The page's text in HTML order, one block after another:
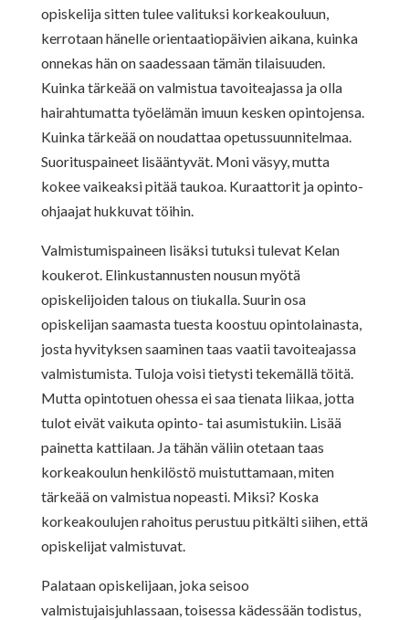
opiskelija sitten tulee valituksi korkeakouluun,
kerrotaan hänelle orientaatiopäivien aikana, kuinka
onnekas hän on saadessaan tämän tilaisuuden.
Kuinka tärkeää on valmistua tavoiteajassa ja olla
hairahtumatta työelämän imuun kesken opintojensa.
Kuinka tärkeää on noudattaa opetussuunnitelmaa.
Suorituspaineet lisääntyvät. Moni väsyy, mutta
kokee vaikeaksi pitää taukoa. Kuraattorit ja opinto-
ohjaajat hukkuvat töihin.
Valmistumispaineen lisäksi tutuksi tulevat Kelan
koukerot. Elinkustannusten nousun myötä
opiskelijoiden talous on tiukalla. Suurin osa
opiskelijan saamasta tuesta koostuu opintolainasta,
josta hyvityksen saaminen taas vaatii tavoiteajassa
valmistumista. Tuloja voisi tietysti tekemällä töitä.
Mutta opintotuen ohessa ei saa tienata liikaa, jotta
tulot eivät vaikuta opinto- tai asumistukiin. Lisää
painetta kattilaan. Ja tähän väliin otetaan taas
korkeakoulun henkilöstö muistuttamaan, miten
tärkeää on valmistua nopeasti. Miksi? Koska
korkeakoulujen rahoitus perustuu pitkälti siihen, että
opiskelijat valmistuvat.
Palataan opiskelijaan, joka seisoo
valmistujaisjuhlassaan, toisessa kädessään todistus,